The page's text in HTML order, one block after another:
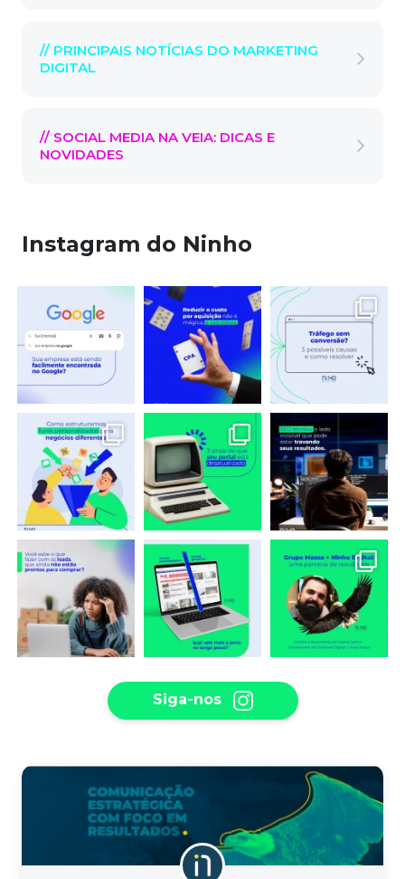
// PRINCIPAIS NOTÍCIAS DO MARKETING
DIGITAL
// SOCIAL MEDIA NA VEIA: DICAS E
NOVIDADES
Instagram do Ninho
Siga-nos